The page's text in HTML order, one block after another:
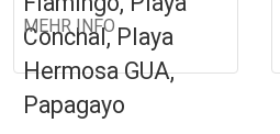
Conchal, Playa
Hermosa GUA,
Papagayo
MEHR INFO